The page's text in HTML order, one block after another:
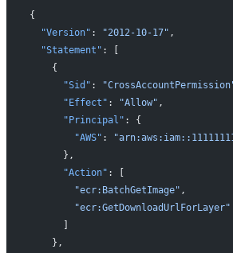
{
  "Version"
: "2012-10-17" ,
  "Statement"
: [
    {
      "Sid"
:
      "Effect"
: "Allow" ,
      "Principal"
: {
        "AWS"
:
      },
      "Action"
: [
        "ecr:BatchGetImage"
,
        "ecr:GetDownloadUrlForLayer"
    },